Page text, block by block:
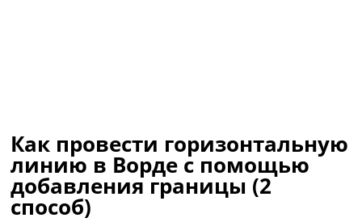
Как провести горизонтальную
линию в Ворде с помощью
добавления границы (2
способ)